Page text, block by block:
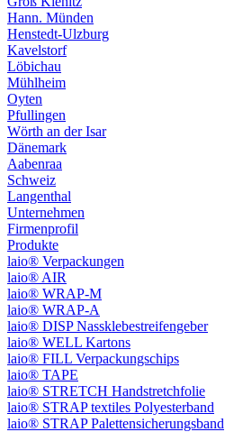
Hann. Münden
Henstedt-Ulzburg
Kavelstorf
Löbichau
Mühlheim
Oyten
Pfullingen
Wörth an der Isar
Dänemark
Aabenraa
Schweiz
Langenthal
Unternehmen
Firmenprofil
Produkte
laio® Verpackungen
laio® AIR
laio® WRAP-M
laio® WRAP-A
laio® DISP Nassklebestreifengeber
laio® WELL Kartons
laio® FILL Verpackungschips
laio® TAPE
laio® STRETCH Handstretchfolie
laio® STRAP textiles Polyesterband
laio® STRAP Palettensicherungsband